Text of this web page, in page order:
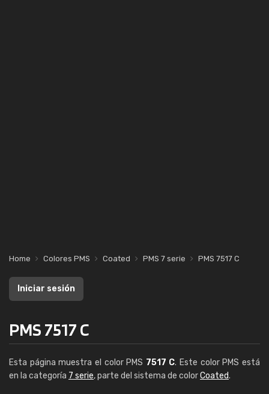
Home Colores PMS Coated PMS 7 serie PMS 7517 C
Iniciar sesión
PMS 7517 C
Esta página muestra el color PMS 7517 C. Este color PMS está
en la categoría 7 serie, parte del sistema de colorCoated.